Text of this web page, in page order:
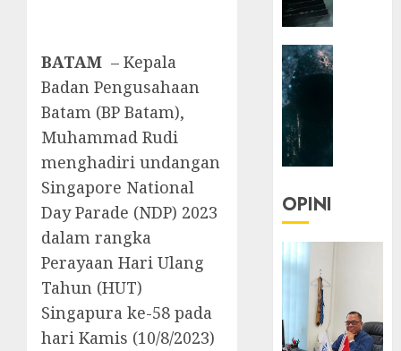
BATAM – Kepala
Badan Pengusahaan
Batam (BP Batam),
Muhammad Rudi
menghadiri undangan
Singapore National
Day Parade (NDP) 2023
dalam rangka
Perayaan Hari Ulang
Tahun (HUT)
Singapura ke-58 pada
hari Kamis (10/8/2023)
OPINI